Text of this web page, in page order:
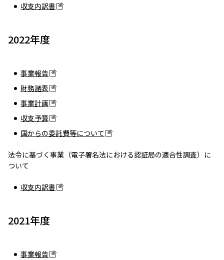
収支内訳書
2022年度
事業報告
財務諸表
事業計画
収支予算
国からの委託費等について
法令に基づく事業（電子署名法における認証局の適合性調査）に
ついて
収支内訳書
2021年度
事業報告